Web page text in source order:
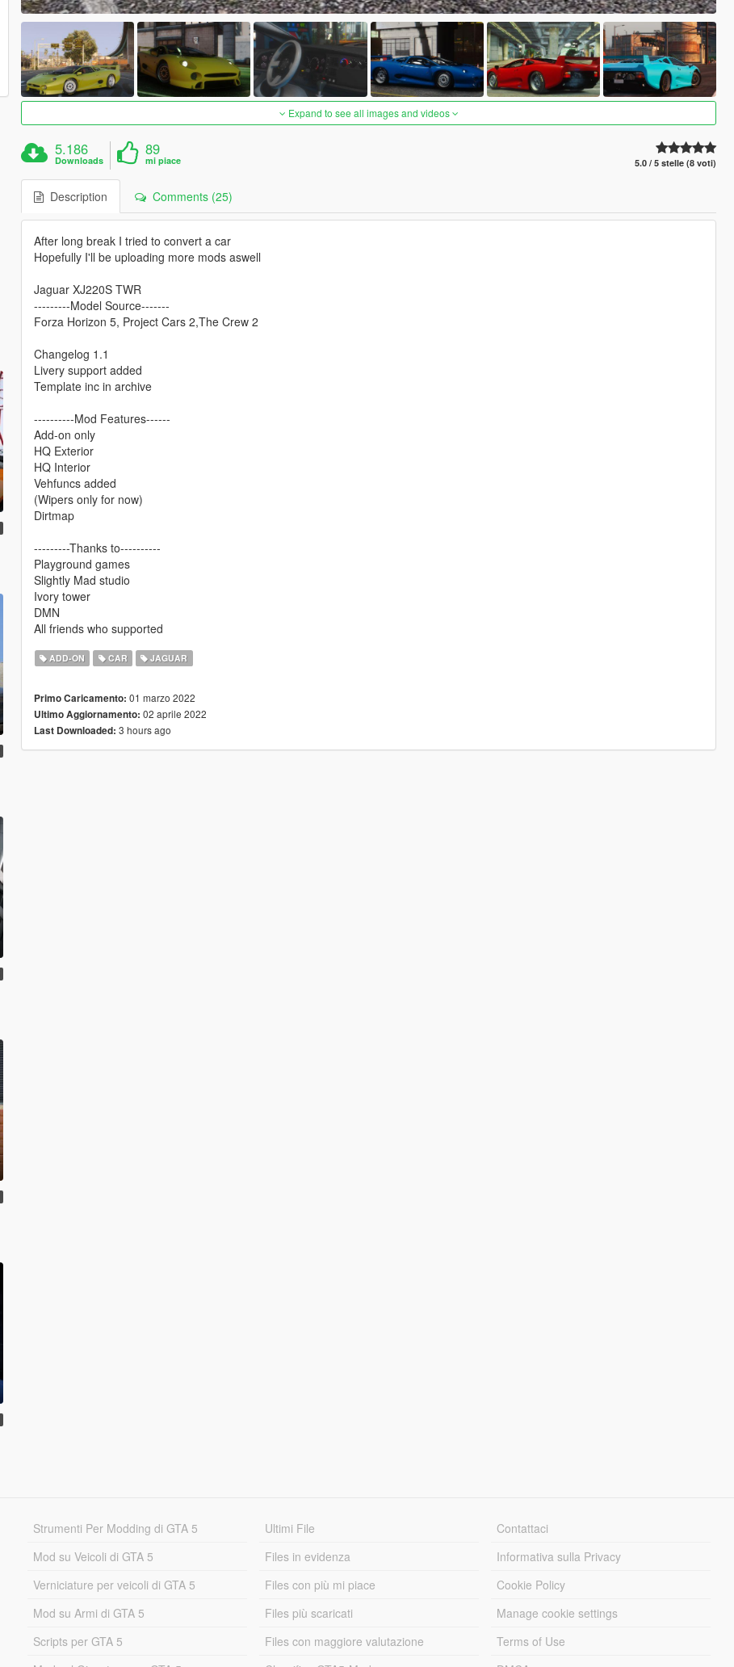
Expand to see all images and videos
5.186
Downloads
89
mi piace 5.0 / 5 stelle (8 voti)
Description Comments (25)
After long break I tried to convert a car
Hopefully I'll be uploading more mods aswell
Jaguar XJ220S TWR
---------Model Source-------
Forza Horizon 5, Project Cars 2,The Crew 2
Changelog 1.1
Livery support added
Template inc in archive
----------Mod Features------
Add-on only
HQ Exterior
HQ Interior
Vehfuncs added
(Wipers only for now)
Dirtmap
---------Thanks to----------
Playground games
Slightly Mad studio
Ivory tower
DMN
All friends who supported
ADD-ON CAR JAGUAR
Primo Caricamento: 01 marzo 2022
Ultimo Aggiornamento: 02 aprile 2022
Last Downloaded: 3 hours ago
Strumenti Per Modding di GTA 5
Mod su Veicoli di GTA 5
Verniciature per veicoli di GTA 5
Mod su Armi di GTA 5
Scripts per GTA 5
Ultimi File
Files in evidenza
Files con più mi piace
Files più scaricati
Files con maggiore valutazione
Contattaci
Informativa sulla Privacy
Cookie Policy
Manage cookie settings
Terms of Use